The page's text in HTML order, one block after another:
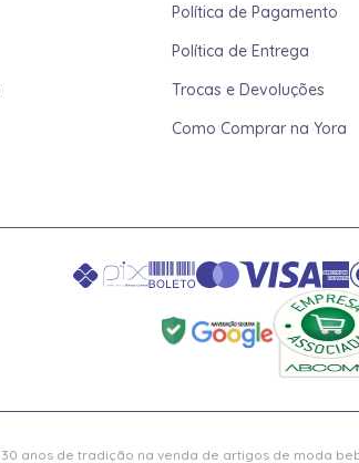
Política de Pagamento
Política de Entrega
Trocas e Devoluções
Como Comprar na Yora
anos de tradição na venda de artigos de moda